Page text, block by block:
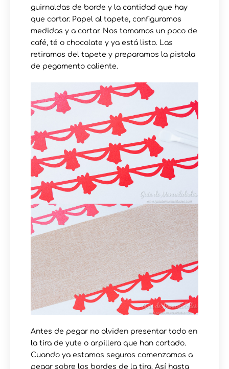
guirnaldas de borde y la cantidad que hay
que cortar. Papel al tapete, configuramos
medidas y a cortar. Nos tomamos un poco de
café, té o chocolate y ya está listo. Las
retiramos del tapete y preparamos la pistola
de pegamento caliente.
Antes de pegar no olviden presentar todo en
la tira de yute o arpillera que han cortado.
Cuando ya estamos seguros comenzamos a
pegar sobre los bordes de la tira. Así hasta